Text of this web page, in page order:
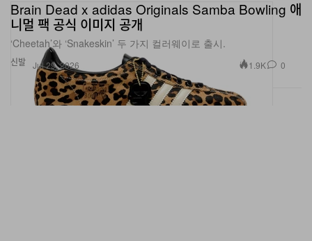
신발
‘Cheetah’와 ‘Snakeskin’ 두 가지 컬러웨이로 출시.
Jul 29, 2026